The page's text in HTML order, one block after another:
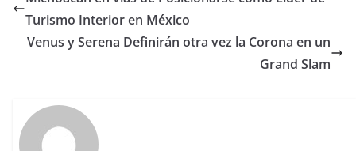
Turismo Interior en México
Venus y Serena Definirán otra vez la Corona en un
Grand Slam